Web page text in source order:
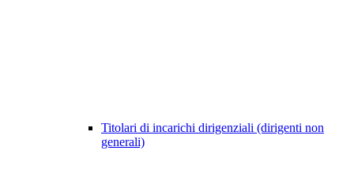
Titolari di incarichi dirigenziali (dirigenti non
generali)